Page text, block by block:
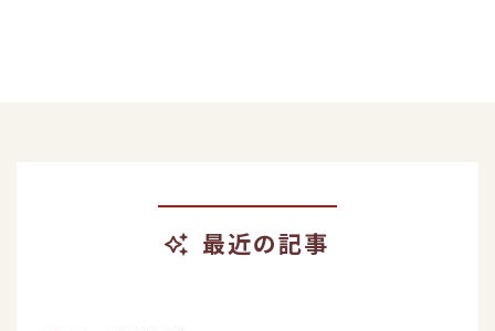
最近の記事